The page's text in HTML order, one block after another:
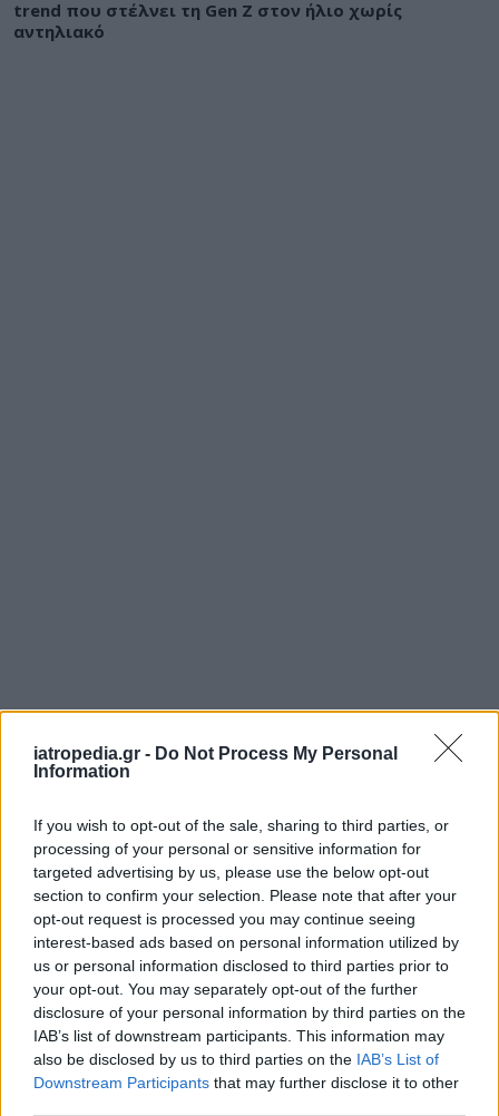
iatropedia.gr - Do Not Process My Personal
Information
If you wish to opt-out of the sale, sharing to third parties, or
processing of your personal or sensitive information for
targeted advertising by us, please use the below opt-out
section to confirm your selection. Please note that after your
opt-out request is processed you may continue seeing
interest-based ads based on personal information utilized by
us or personal information disclosed to third parties prior to
your opt-out. You may separately opt-out of the further
disclosure of your personal information by third parties on the
IAB’s list of downstream participants. This information may
also be disclosed by us to third parties on the IAB’s List of
Downstream Participants that may further disclose it to other
trend που στέλνει τη Gen Z στον ήλιο χωρίς
αντηλιακό
ΕΦΗΜΕΡΕΥΟΝΤΑ ΝΟΣΟΚΟΜΕΙΑ
Δείτε ποιάνοσοκομείαεφημερεύουν